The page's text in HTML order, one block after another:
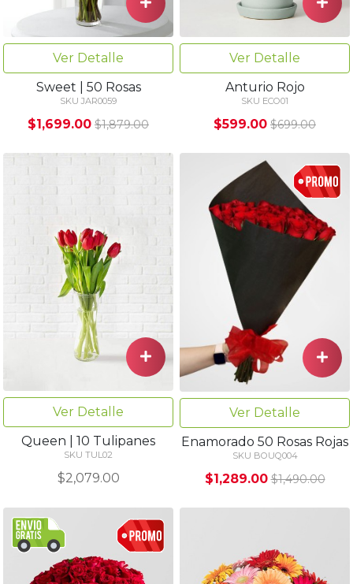
Ver Detalle
Sweet | 50 Rosas
SKU JAR0059
$1,699.00 $1,879.00
Ver Detalle
Anturio Rojo
SKU ECO01
$599.00 $699.00
Ver Detalle
Queen | 10 Tulipanes
SKU TUL02
$2,079.00
Ver Detalle
Enamorado 50 Rosas Rojas
SKU BOUQ004
$1,289.00 $1,490.00